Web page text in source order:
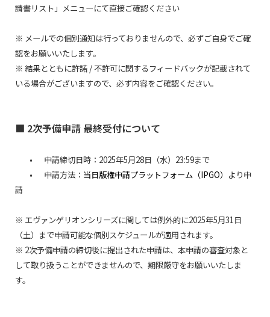
請書リスト」メニューにて直接ご確認ください
※ メールでの個別通知は行っておりませんので、必ずご自身でご確
認をお願いいたします。
※ 結果とともに許諾 / 不許可に関するフィードバックが記載されて
いる場合がございますので、必ず内容をご確認ください。
■ 2次予備申請 最終受付について
•
申請締切日時：2025年5月28日（水）23:59まで
•
申請方法： 当日版権申請プラットフォーム（IPGO） より申
請
※ エヴァンゲリオンシリーズに関しては例外的に2025年5月31日
（土）まで申請可能な個別スケジュールが適用されます。
※ 2次予備申請の締切後に提出された申請は、本申請の審査対象と
して取り扱うことができませんので、期限厳守をお願いいたしま
す。